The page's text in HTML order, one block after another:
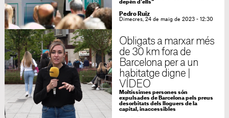
depèn d'ells"
Pedro Ruiz
Dimecres, 24 de maig de 2023 - 12:30
Obligats a marxar més
de 30 km fora de
Barcelona per a un
habitatge digne |
VÍDEO
Moltíssimes persones són
expulsades de Barcelona pels preus
desorbitats dels lloguers de la
capital, inaccessibles